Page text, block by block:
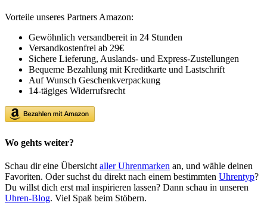
Vorteile unseres Partners Amazon:
Gewöhnlich versandbereit in 24 Stunden
Versandkostenfrei ab 29€
Sichere Lieferung, Auslands- und Express-Zustellungen
Bequeme Bezahlung mit Kreditkarte und Lastschrift
Auf Wunsch Geschenkverpackung
14-tägiges Widerrufsrecht
Wo gehts weiter?
Schau dir eine Übersicht aller Uhrenmarken an, und wähle deinen
Favoriten. Oder suchst du direkt nach einem bestimmten Uhrentyp?
Du willst dich erst mal inspirieren lassen? Dann schau in unseren
Uhren-Blog. Viel Spaß beim Stöbern.